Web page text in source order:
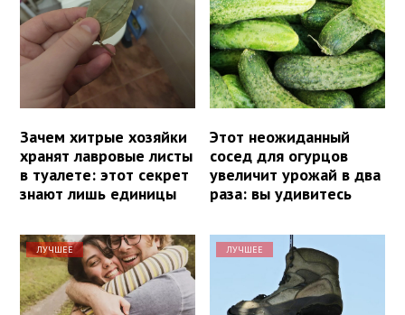
Зачем хитрые хозяйки
хранят лавровые листы
в туалете: этот секрет
знают лишь единицы
Этот неожиданный
сосед для огурцов
увеличит урожай в два
раза: вы удивитесь
ЛУЧШЕЕ ЛУЧШЕЕ